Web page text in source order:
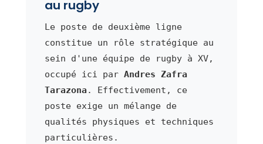
au rugby
Le poste de deuxième ligne
constitue un rôle stratégique au
sein d'une équipe de rugby à XV,
occupé ici par Andres Zafra
Tarazona . Effectivement, ce
poste exige un mélange de
qualités physiques et techniques
particulières.